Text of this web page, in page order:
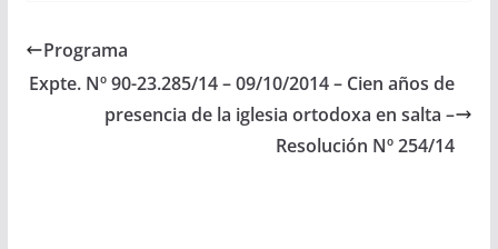
Programa
Expte. Nº 90-23.285/14 – 09/10/2014 – Cien años de
presencia de la iglesia ortodoxa en salta –
Resolución Nº 254/14